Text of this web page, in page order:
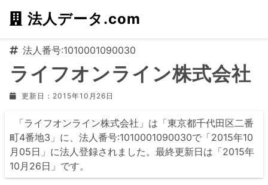
法人データ.com
法人番号:1010001090030
ライフオンライン株式会社
更新日：2015年10月26日
「ライフオンライン株式会社」は「東京都千代田区二番
町4番地3」に、法人番号:1010001090030で「2015年10
月05日」に法人登録されました。最終更新日は「2015年
10月26日」です。